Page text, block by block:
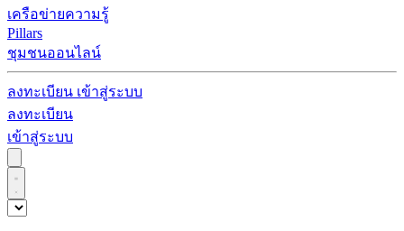
เครือข่ายความรู้
Pillars
ชุมชนออนไลน์
ลงทะเบียน เข้าสู่ระบบ
ลงทะเบียน
เข้าสู่ระบบ